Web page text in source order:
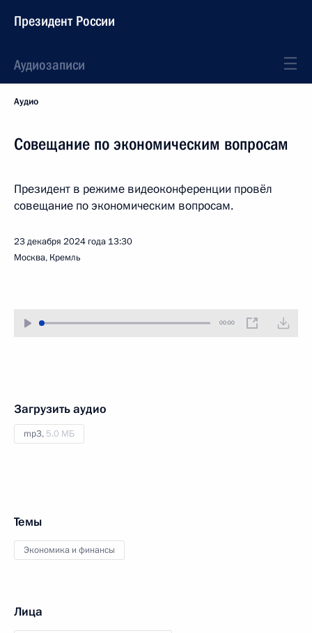
Президент России
Аудиозаписи
Аудио
Совещание по экономическим вопросам
Президент в режиме видеоконференции провёл
совещание по экономическим вопросам.
23 декабря 2024 года 13:30
Москва, Кремль
00:00
Загрузить аудио
mp3, 5.0 МБ
Темы
Экономика и финансы
Лица